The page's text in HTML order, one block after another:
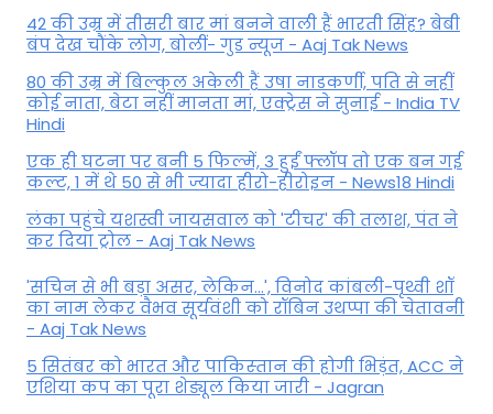
42 की उम्र में तीसरी बार मां बनने वाली हैं भारती सिंह? बेबी
बंप देख चौंके लोग, बोलीं- गुड न्यूज - Aaj Tak News
80 की उम्र में बिल्कुल अकेली हैं उषा नाडकर्णी, पति से नहीं
कोई नाता, बेटा नहीं मानता मां, एक्ट्रेस ने सुनाई - India TV
Hindi
एक ही घटना पर बनी 5 फिल्में, 3 हुईं फ्लॉप तो एक बन गई
कल्ट, 1 में थे 50 से भी ज्यादा हीरो-हीरोइन - News18 Hindi
लंका पहुंचे यशस्वी जायसवाल को 'टीचर' की तलाश, पंत ने
कर द‍िया ट्रोल - Aaj Tak News
'सचिन से भी बड़ा असर, लेकिन...', व‍िनोद कांबली-पृथ्वी शॉ
का नाम लेकर वैभव सूर्यवंशी को रॉबिन उथप्पा की चेतावनी
- Aaj Tak News
5 सितंबर को भारत और पाकिस्‍तान की होगी भिड़ंत, ACC ने
एशिया कप का पूरा शेड्यूल किया जारी - Jagran